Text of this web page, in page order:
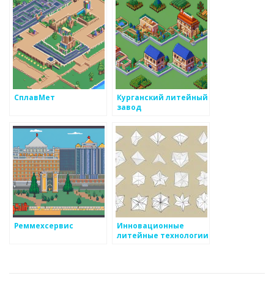
СплавМет
Курганский литейный
завод
Реммехсервис
Инновационные
литейные технологии